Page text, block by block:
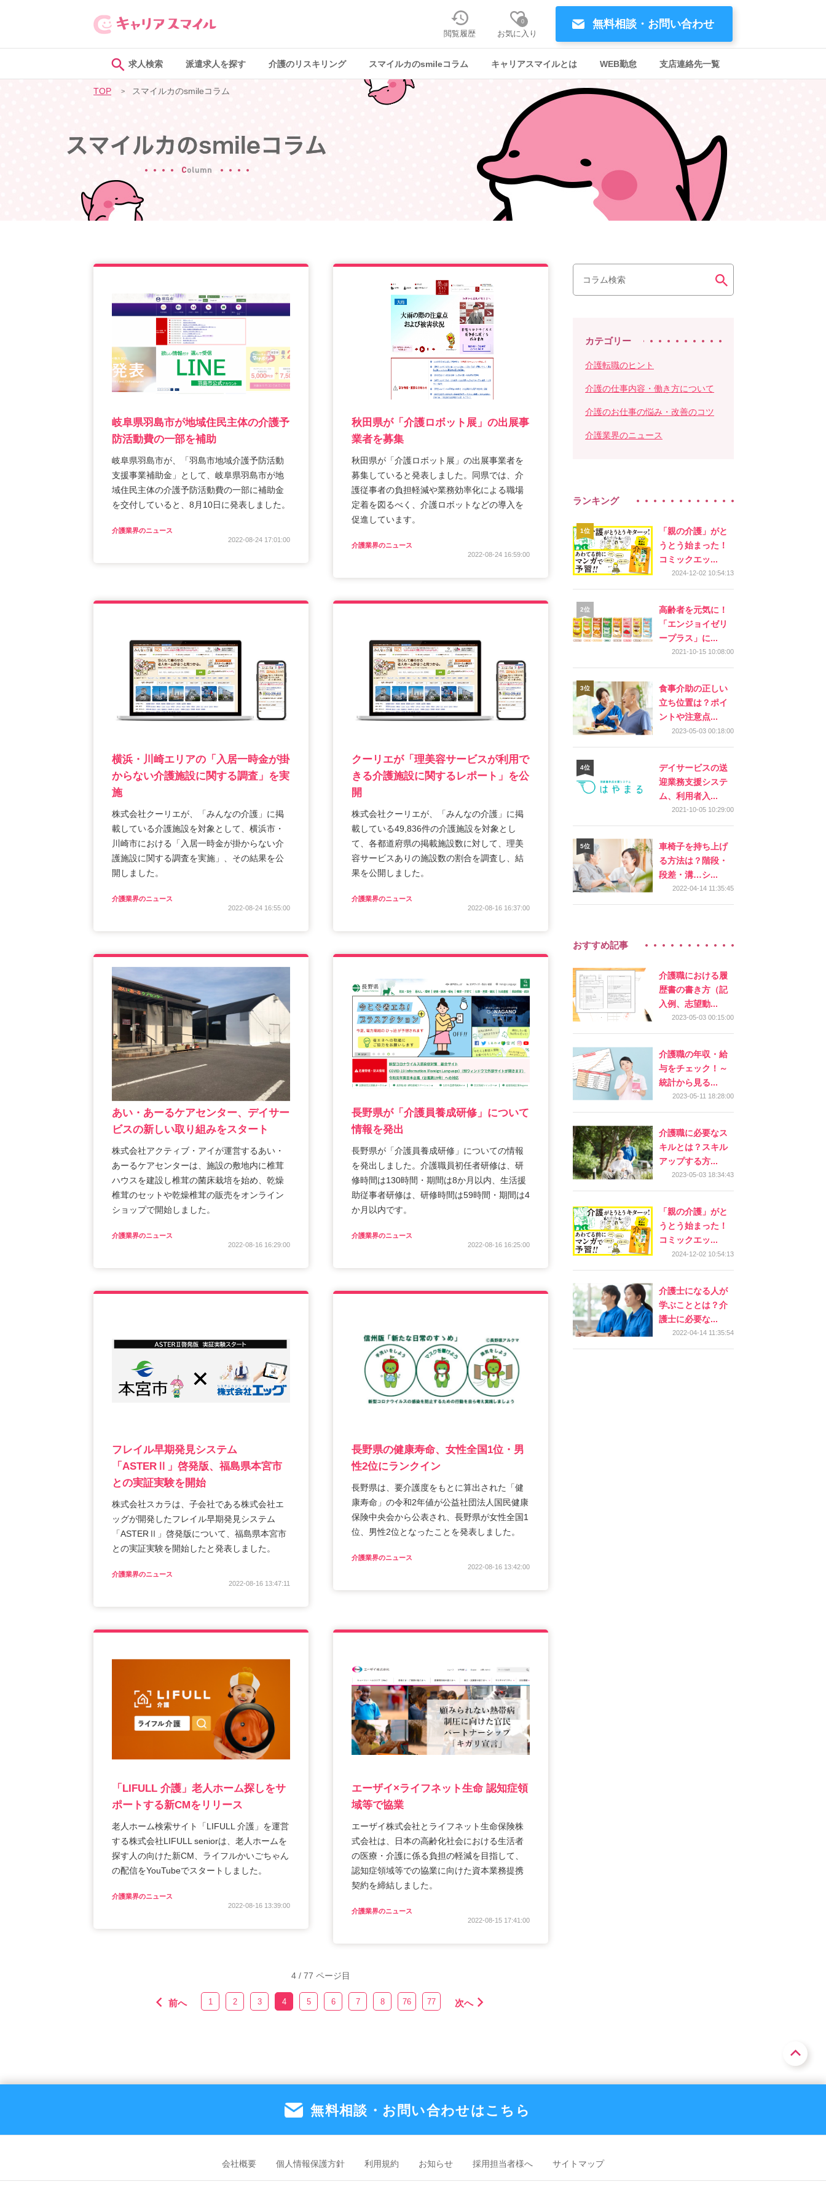
無料相談・お問い合わせ
閲覧履歴
0
お気に入り
求人検索 派遣求人を探す 介護のリスキリング スマイルカのsmileコラム キャリアスマイルとは WEB勤怠 支店連絡先一覧
TOP スマイルカのsmileコラム
岐阜県羽島市が地域住民主体の介護予
防活動費の一部を補助
岐阜県羽島市が、「羽島市地域介護予防活動
支援事業補助金」として、岐阜県羽島市が地
域住民主体の介護予防活動費の一部に補助金
を交付していると、8月10日に発表しました。
介護業界のニュース
2022-08-24 17:01:00
秋田県が「介護ロボット展」の出展事
業者を募集
秋田県が「介護ロボット展」の出展事業者を
募集していると発表しました。同県では、介
護従事者の負担軽減や業務効率化による職場
定着を図るべく、介護ロボットなどの導入を
促進しています。
介護業界のニュース
2022-08-24 16:59:00
横浜・川崎エリアの「入居一時金が掛
からない介護施設に関する調査」を実
施
株式会社クーリエが、「みんなの介護」に掲
載している介護施設を対象として、横浜市・
川崎市における「入居一時金が掛からない介
護施設に関する調査を実施」、その結果を公
開しました。
介護業界のニュース
2022-08-24 16:55:00
クーリエが「理美容サービスが利用で
きる介護施設に関するレポート」を公
開
株式会社クーリエが、「みんなの介護」に掲
載している49,836件の介護施設を対象とし
て、各都道府県の掲載施設数に対して、理美
容サービスありの施設数の割合を調査し、結
果を公開しました。
介護業界のニュース
2022-08-16 16:37:00
あい・あーるケアセンター、デイサー
ビスの新しい取り組みをスタート
株式会社アクティブ・アイが運営するあい・
あーるケアセンターは、施設の敷地内に椎茸
ハウスを建設し椎茸の菌床栽培を始め、乾燥
椎茸のセットや乾燥椎茸の販売をオンライン
ショップで開始しました。
介護業界のニュース
2022-08-16 16:29:00
長野県が「介護員養成研修」について
情報を発出
長野県が「介護員養成研修」についての情報
を発出しました。介護職員初任者研修は、研
修時間は130時間・期間は8か月以内、生活援
助従事者研修は、研修時間は59時間・期間は4
か月以内です。
介護業界のニュース
2022-08-16 16:25:00
フレイル早期発見システム
「ASTERⅡ」啓発版、福島県本宮市
との実証実験を開始
株式会社スカラは、子会社である株式会社エ
ッグが開発したフレイル早期発見システム
「ASTERⅡ」啓発版について、福島県本宮市
との実証実験を開始したと発表しました。
介護業界のニュース
2022-08-16 13:47:11
長野県の健康寿命、女性全国1位・男
性2位にランクイン
長野県は、要介護度をもとに算出された「健
康寿命」の令和2年値が公益社団法人国民健康
保険中央会から公表され、長野県が女性全国1
位、男性2位となったことを発表しました。
介護業界のニュース
2022-08-16 13:42:00
「LIFULL 介護」老人ホーム探しをサ
ポートする新CMをリリース
老人ホーム検索サイト「LIFULL 介護」を運営
する株式会社LIFULL seniorは、老人ホームを
探す人の向けた新CM、ライフルかいごちゃん
の配信をYouTubeでスタートしました。
介護業界のニュース
2022-08-16 13:39:00
エーザイ×ライフネット生命 認知症領
域等で協業
エーザイ株式会社とライフネット生命保険株
式会社は、日本の高齢化社会における生活者
の医療・介護に係る負担の軽減を目指して、
認知症領域等での協業に向けた資本業務提携
契約を締結しました。
介護業界のニュース
2022-08-15 17:41:00
4 / 77 ページ目
前へ 1 2 3 4 5 6 7 8 76 77 次へ
カテゴリー
介護転職のヒント
介護の仕事内容・働き方について
介護のお仕事の悩み・改善のコツ
介護業界のニュース
ランキング
「親の介護」がと
うとう始まった！
コミックエッ...
2024-12-02 10:54:13
高齢者を元気に！
「エンジョイゼリ
ープラス」に...
2021-10-15 10:08:00
食事介助の正しい
立ち位置は？ポイ
ントや注意点...
2023-05-03 00:18:00
デイサービスの送
迎業務支援システ
ム、利用者入...
2021-10-05 10:29:00
車椅子を持ち上げ
る方法は？階段・
段差・溝…シ...
2022-04-14 11:35:45
おすすめ記事
介護職における履
歴書の書き方（記
入例、志望動...
2023-05-03 00:15:00
介護職の年収・給
与をチェック！～
統計から見る...
2023-05-11 18:28:00
介護職に必要なス
キルとは？スキル
アップする方...
2023-05-03 18:34:43
「親の介護」がと
うとう始まった！
コミックエッ...
2024-12-02 10:54:13
介護士になる人が
学ぶこととは？介
護士に必要な...
2022-04-14 11:35:54
無料相談・お問い合わせはこちら
会社概要 個人情報保護方針 利用規約 お知らせ 採用担当者様へ サイトマップ